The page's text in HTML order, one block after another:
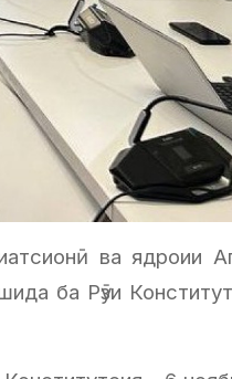
ва ядроии
ба Рӯзи